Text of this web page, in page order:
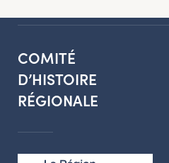
COMITÉ
D’HISTOIRE
RÉGIONALE